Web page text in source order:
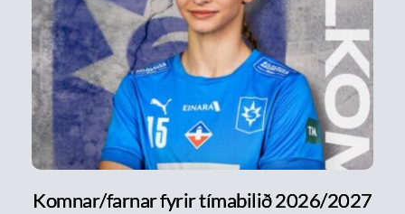
Komnar/farnar fyrir tímabilið 2026/2027